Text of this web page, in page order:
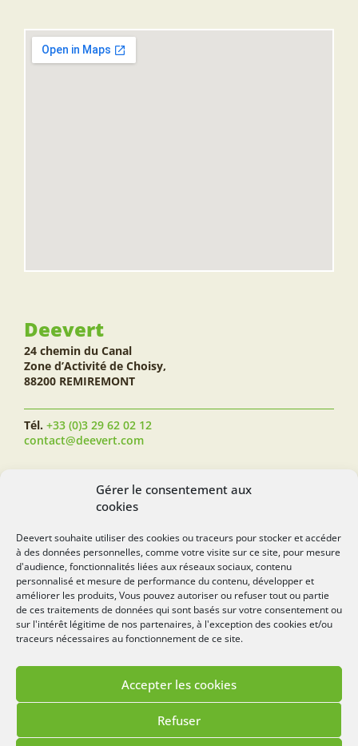
Gérer le consentement aux
cookies
Deevert souhaite utiliser des cookies ou traceurs pour stocker et accéder
à des données personnelles, comme votre visite sur ce site, pour mesure
d'audience, fonctionnalités liées aux réseaux sociaux, contenu
personnalisé et mesure de performance du contenu, développer et
améliorer les produits, Vous pouvez autoriser ou refuser tout ou partie
de ces traitements de données qui sont basés sur votre consentement ou
sur l'intérêt légitime de nos partenaires, à l'exception des cookies et/ou
traceurs nécessaires au fonctionnement de ce site.
Accepter les cookies
Refuser
Deevert
24 chemin du Canal
Zone d’Activité de Choisy,
88200 REMIREMONT
Tél. +33 (0)3 29 62 02 12
contact@deevert.com
SUIVEZ-NOUS...
deevert.com
Mentions légales Politique de cookies